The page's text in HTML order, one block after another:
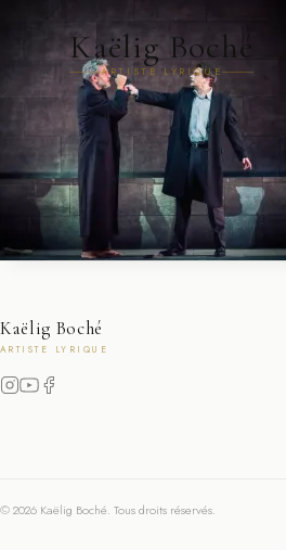
Kaëlig Boché
ARTISTE LYRIQUE
Kaëlig Boché
ARTISTE LYRIQUE
© 2026 Kaëlig Boché. Tous droits réservés.